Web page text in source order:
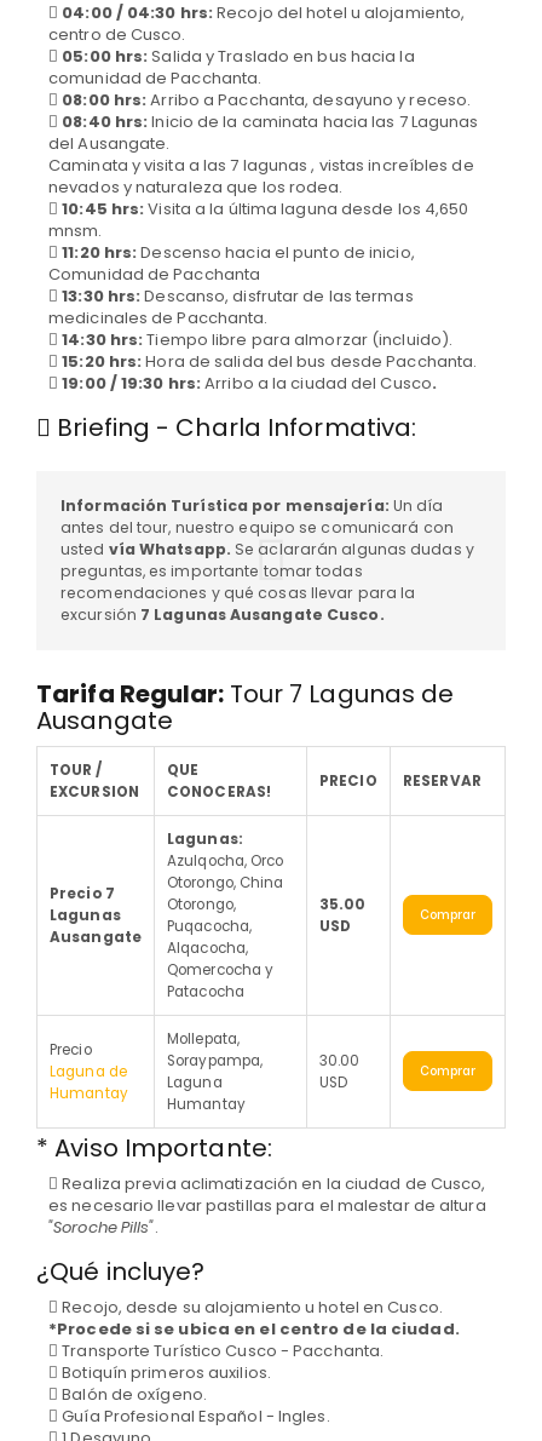
04:00 / 04:30 hrs:Recojo del hotel u alojamiento,
centro de Cusco.
05:00 hrs: Salida y Traslado en bus hacia la
comunidad de Pacchanta.
08:00 hrs: Arribo a Pacchanta, desayuno y receso.
08:40 hrs: Inicio de la caminata hacia las 7 Lagunas
del Ausangate.
Caminata y visita a las 7 lagunas , vistas increíbles de
nevados y naturaleza que los rodea.
10:45 hrs: Visita a la última laguna desde los 4,650
mnsm.
11:20 hrs: Descenso hacia el punto de inicio,
Comunidad de Pacchanta
13:30 hrs:Descanso, disfrutar de las termas
medicinales de Pacchanta.
14:30 hrs:Tiempo libre para almorzar (incluido).
15:20 hrs: Hora de salida del bus desde Pacchanta.
19:00 / 19:30 hrs: Arribo a la ciudad del Cusco.
Briefing - Charla Informativa:
Información Turística por mensajería: Un día
antes del tour, nuestro equipo se comunicará con
usted vía Whatsapp. Se aclararán algunas dudas y
preguntas, es importante tomar todas
recomendaciones y qué cosas llevar para la
excursión 7 Lagunas Ausangate Cusco.
Tarifa Regular: Tour 7 Lagunas de
Ausangate
TOUR /
EXCURSION
QUE
CONOCERAS!
PRECIO RESERVAR
Precio 7
Lagunas
Ausangate
Lagunas:
Azulqocha, Orco
Otorongo, China
Otorongo,
Puqacocha,
Alqacocha,
Qomercocha y
Patacocha
35.00
USD
Comprar
Precio
Laguna de
Humantay
Mollepata,
Soraypampa,
Laguna
Humantay
30.00
USD
Comprar
* Aviso Importante:
Realiza previa aclimatización en la ciudad de Cusco,
es necesario llevar pastillas para el malestar de altura
"Soroche Pills".
¿Qué incluye?
Recojo, desde su alojamiento u hotel en Cusco.
*Procede si se ubica en el centro de la ciudad.
Transporte Turístico Cusco - Pacchanta.
Botiquín primeros auxilios.
Balón de oxígeno.
Guía Profesional Español - Ingles.